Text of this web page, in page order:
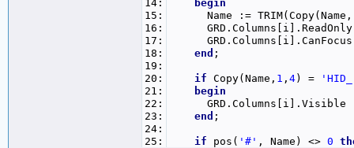
14:
15:
16:
17:
18:
19:
20:
21:
22:
23:
24:
25:
begin
Name :=
end ;
if Copy(Name, 1 , 4) =
begin
GRD.Columns[i].Visible
end ;
if pos( '#' , Name) <> 0